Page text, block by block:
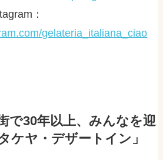
：
gelateria_italiana_ciao
で30年以上、みんなを迎
ケヤ・デザートイン」